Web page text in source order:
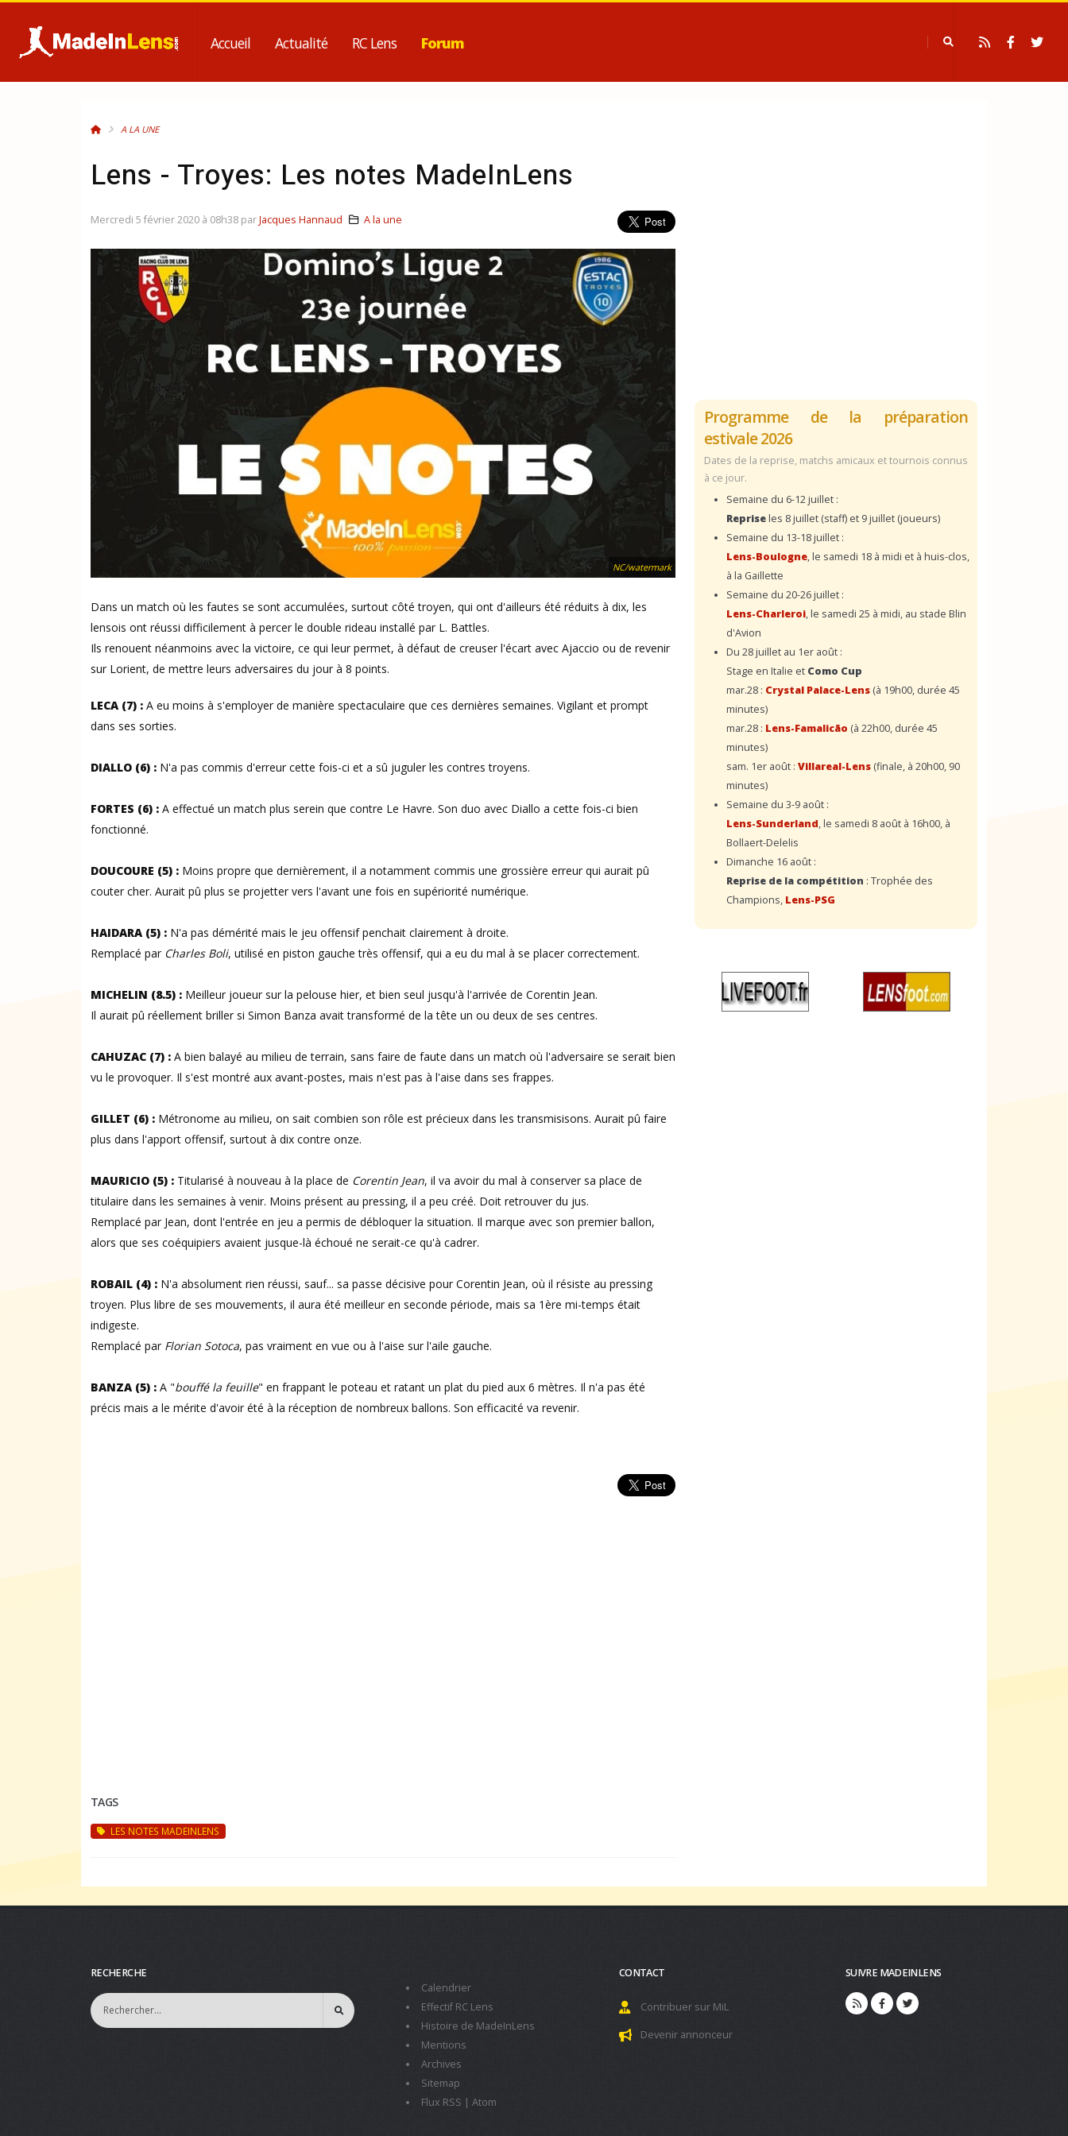
Accueil Actualité RC Lens Forum
A LA UNE
Lens - Troyes: Les notes MadeInLens
NC/watermark
Dans un match où les fautes se sont accumulées, surtout côté troyen, qui ont d'ailleurs été réduits à dix, les
lensois ont réussi difficilement à percer le double rideau installé par L. Battles.
Ils renouent néanmoins avec la victoire, ce qui leur permet, à défaut de creuser l'écart avec Ajaccio ou de revenir
sur Lorient, de mettre leurs adversaires du jour à 8 points.
LECA (7) : A eu moins à s'employer de manière spectaculaire que ces dernières semaines. Vigilant et prompt
dans ses sorties.
DIALLO (6) : N'a pas commis d'erreur cette fois-ci et a sû juguler les contres troyens.
FORTES (6) : A effectué un match plus serein que contre Le Havre. Son duo avec Diallo a cette fois-ci bien
fonctionné.
DOUCOURE (5) : Moins propre que dernièrement, il a notamment commis une grossière erreur qui aurait pû
couter cher. Aurait pû plus se projetter vers l'avant une fois en supériorité numérique.
HAIDARA (5) : N'a pas démérité mais le jeu offensif penchait clairement à droite.
Remplacé par Charles Boli, utilisé en piston gauche très offensif, qui a eu du mal à se placer correctement.
MICHELIN (8.5) : Meilleur joueur sur la pelouse hier, et bien seul jusqu'à l'arrivée de Corentin Jean.
Il aurait pû réellement briller si Simon Banza avait transformé de la tête un ou deux de ses centres.
CAHUZAC (7) : A bien balayé au milieu de terrain, sans faire de faute dans un match où l'adversaire se serait bien
vu le provoquer. Il s'est montré aux avant-postes, mais n'est pas à l'aise dans ses frappes.
GILLET (6) : Métronome au milieu, on sait combien son rôle est précieux dans les transmisisons. Aurait pû faire
plus dans l'apport offensif, surtout à dix contre onze.
MAURICIO (5) : Titularisé à nouveau à la place de Corentin Jean, il va avoir du mal à conserver sa place de
titulaire dans les semaines à venir. Moins présent au pressing, il a peu créé. Doit retrouver du jus.
Remplacé par Jean, dont l'entrée en jeu a permis de débloquer la situation. Il marque avec son premier ballon,
alors que ses coéquipiers avaient jusque-là échoué ne serait-ce qu'à cadrer.
ROBAIL (4) : N'a absolument rien réussi, sauf... sa passe décisive pour Corentin Jean, où il résiste au pressing
troyen. Plus libre de ses mouvements, il aura été meilleur en seconde période, mais sa 1ère mi-temps était
indigeste.
Remplacé par Florian Sotoca, pas vraiment en vue ou à l'aise sur l'aile gauche.
BANZA (5) : A "bouffé la feuille" en frappant le poteau et ratant un plat du pied aux 6 mètres. Il n'a pas été
précis mais a le mérite d'avoir été à la réception de nombreux ballons. Son efficacité va revenir.
Mercredi 5 février 2020 à 08h38 parJacques Hannaud A la une
TAGS
LES NOTES MADEINLENS
Programme de la préparation
estivale 2026
Dates de la reprise, matchs amicaux et tournois connus
à ce jour.
Semaine du 6-12 juillet :
Repriseles 8 juillet (staff) et 9 juillet (joueurs)
Semaine du 13-18 juillet :
Lens-Boulogne, le samedi 18 à midi et à huis-clos,
à la Gaillette
Semaine du 20-26 juillet :
Lens-Charleroi, le samedi 25 à midi, au stade Blin
d'Avion
Du 28 juillet au 1er août :
Stage en Italie et Como Cup
mar.28 : Crystal Palace-Lens (à 19h00, durée 45
minutes)
mar.28 : Lens-Famalicão (à 22h00, durée 45
minutes)
sam. 1er août : Villareal-Lens (finale, à 20h00, 90
minutes)
Semaine du 3-9 août :
Lens-Sunderland, le samedi 8 août à 16h00, à
Bollaert-Delelis
Dimanche 16 août :
Reprise de la compétition : Trophée des
Champions, Lens-PSG
RECHERCHE
Calendrier
Effectif RC Lens
Histoire de MadeInLens
Mentions
Archives
Sitemap
Flux RSS | Atom
CONTACT
Contribuer sur MiL
Devenir annonceur
SUIVRE MADEINLENS